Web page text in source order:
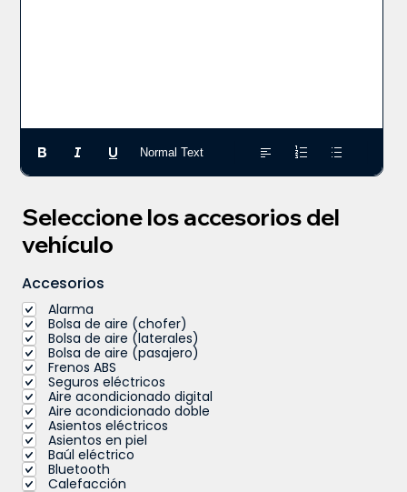
Normal Text
Seleccione los accesorios del
vehículo
Accesorios
Alarma
Bolsa de aire (chofer)
Bolsa de aire (laterales)
Bolsa de aire (pasajero)
Frenos ABS
Seguros eléctricos
Aire acondicionado digital
Aire acondicionado doble
Asientos eléctricos
Asientos en piel
Baúl eléctrico
Bluetooth
Calefacción